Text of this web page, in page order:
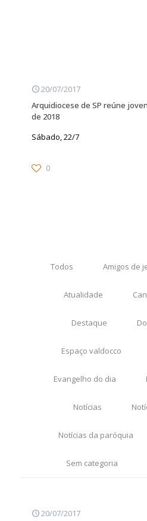
20/07/2017
Arquidiocese de SP reúne
de 2018
Sábado, 22/7
0
Todos Amigos de
Atualidade
Destaque
Espaço valdocco
Evangelho do dia
Notícias
Notícias da paróquia
Sem categoria
20/07/2017